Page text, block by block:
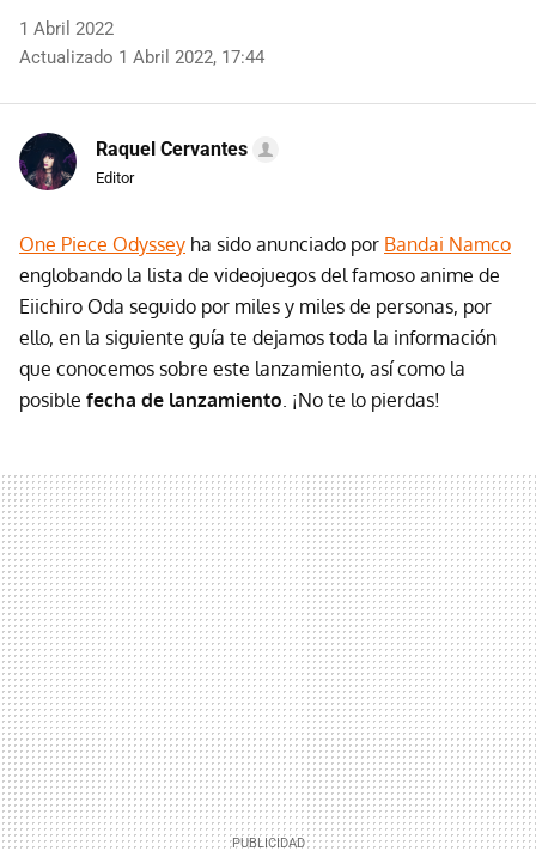
1 Abril 2022
Actualizado 1 Abril 2022, 17:44
Raquel Cervantes
Editor
One Piece Odyssey ha sido anunciado por Bandai Namco
englobando la lista de videojuegos del famoso anime de
Eiichiro Oda seguido por miles y miles de personas, por
ello, en la siguiente guía te dejamos toda la información
que conocemos sobre este lanzamiento, así como la
posible fecha de lanzamiento . ¡No te lo pierdas!